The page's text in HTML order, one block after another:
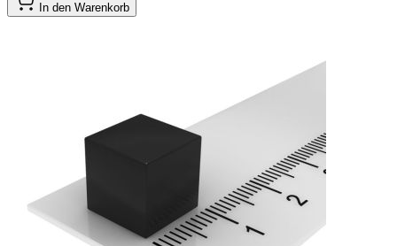
In den Warenkorb